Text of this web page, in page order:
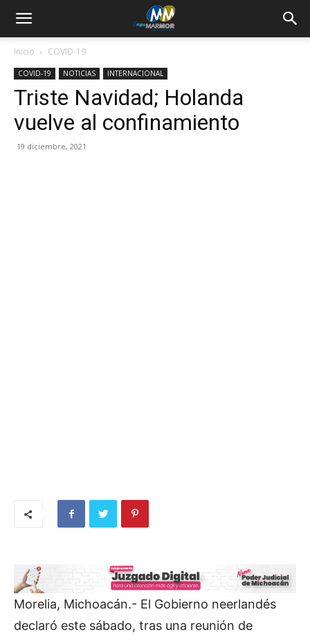
Inicio COVID-19
COVID-19 NOTICIAS INTERNACIONAL
Triste Navidad; Holanda
vuelve al confinamiento
19 diciembre, 2021
Morelia, Michoacán.- El Gobierno neerlandés
declaró este sábado, tras una reunión de